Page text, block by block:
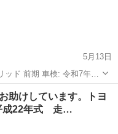
5月13日
検: 令和7年7
読みくだ
さい。 そして気になる点は問い合わせをお願いします。 《カスタム...
走行距離
助けしています。トヨ
平成22年式 走…